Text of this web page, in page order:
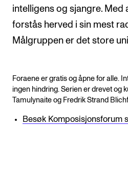
intelligens og sjangre. Med
forstås herved i sin mest
Målgruppen er det store
Foraene er gratis og åpne for alle.
ingen hindring. Serien er drevet og
Tamulynaite og Fredrik Strand
Besøk Komposisjonsforum